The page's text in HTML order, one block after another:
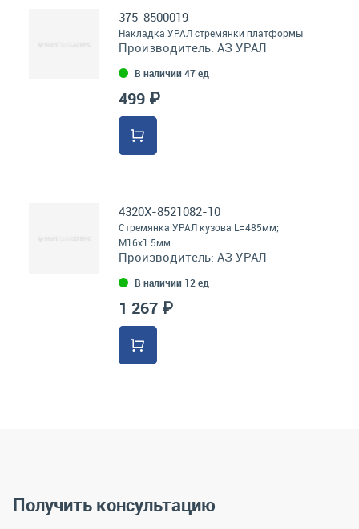
375-8500019
Накладка УРАЛ стремянки платформы
Производитель: АЗ УРАЛ
В наличии 47 ед
499 ₽
4320Х-8521082-10
Стремянка УРАЛ кузова L=485мм;
М16х1.5мм
Производитель: АЗ УРАЛ
В наличии 12 ед
1 267 ₽
Получить консультацию